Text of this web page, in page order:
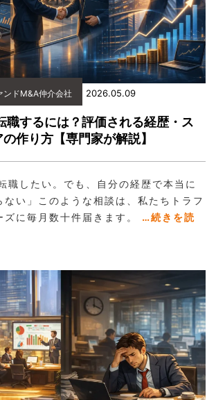
ンドM&A仲介会社 2026.05.09
職するには？評価される経歴・ス
作り方【専門家が解説】
職したい。でも、自分の経歴で本当に
ない」このような相談は、私たちトラフ
ズに毎月数十件届きます。 …続きを読